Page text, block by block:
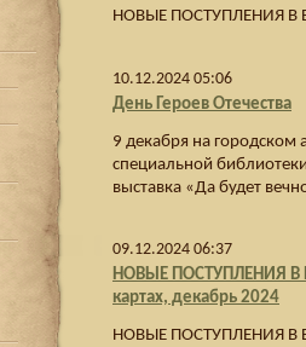
НОВЫЕ ПОСТУПЛЕНИЯ В
10.12.2024 05:06
День Героев Отечества
9 декабря на городском
специальной
выставка «Да будет
09.12.2024 06:37
НОВЫЕ ПОСТУПЛЕНИЯ В
картах, декабрь 2024
НОВЫЕ ПОСТУПЛЕНИЯ В